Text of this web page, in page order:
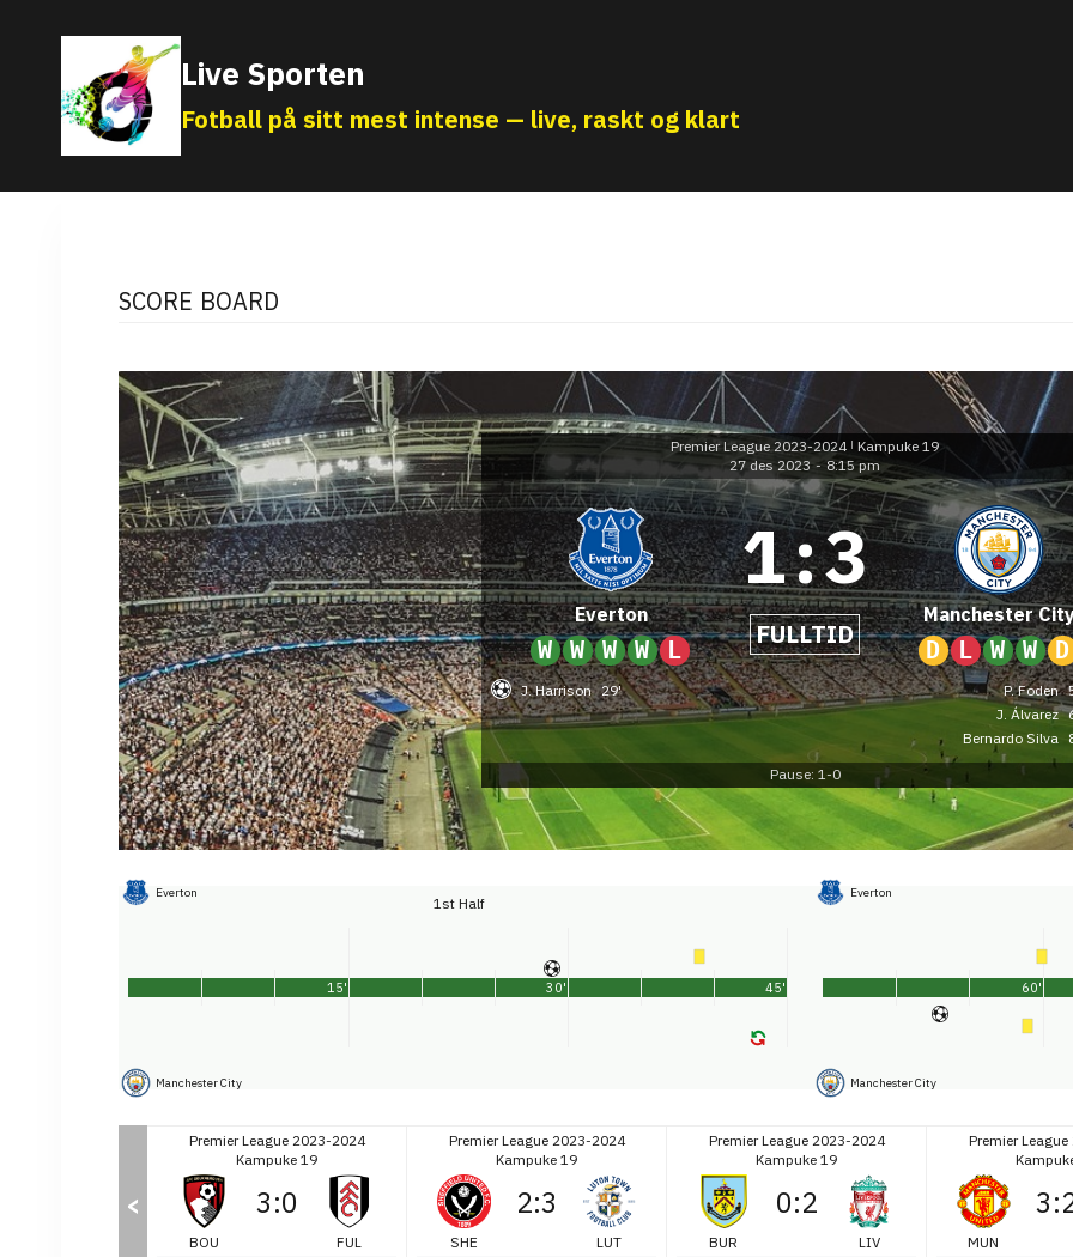
content
Live Sporten
Fotball på sitt mest intense — live, raskt og klart
SCORE BOARD
Premier League 2023-2024 | Kampuke 19
27 des 2023 - 8:15 pm
Everton
W W W W L
1:3
FULLTID
Manchester
D L W W D
J. Harrison 29' P. Foden
J. Álvarez
Bernardo Silva
Pause: 1-0
Everton
1st Half
Manchester City
45'
15' 30'
Everton
Manchester City
60'
Premier League 2023-2024
Kampuke 19
BOU
3:0
FUL
Premier League 2023-2024
Kampuke 19
SHE
2:3
LUT
Premier League 2023-2024
Kampuke 19
BUR
0:2
LIV
Premier
MUN
3:
<